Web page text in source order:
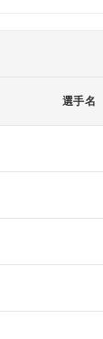
選手名